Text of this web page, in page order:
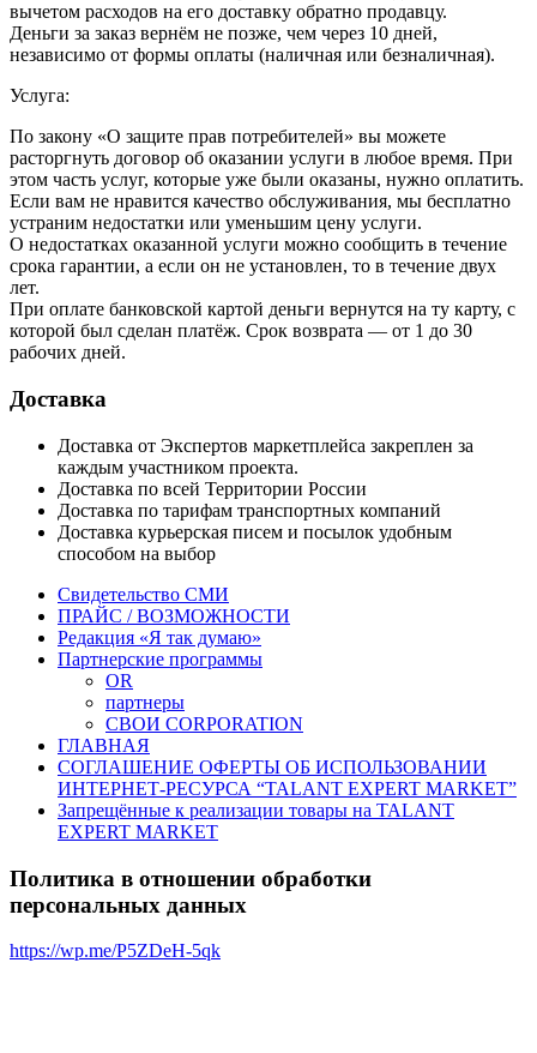
вычетом расходов на его доставку обратно продавцу.
Деньги за заказ вернём не позже, чем через 10 дней,
независимо от формы оплаты (наличная или безналичная).
Услуга:
По закону «О защите прав потребителей» вы можете
расторгнуть договор об оказании услуги в любое время. При
этом часть услуг, которые уже были оказаны, нужно оплатить.
Если вам не нравится качество обслуживания, мы бесплатно
устраним недостатки или уменьшим цену услуги.
О недостатках оказанной услуги можно сообщить в течение
срока гарантии, а если он не установлен, то в течение двух
лет.
При оплате банковской картой деньги вернутся на ту карту, с
которой был сделан платёж. Срок возврата — от 1 до 30
рабочих дней.
Доставка
Доставка от Экспертов маркетплейса закреплен за
каждым участником проекта.
Доставка по всей Территории России
Доставка по тарифам транспортных компаний
Доставка курьерская писем и посылок удобным
способом на выбор
Свидетельство СМИ
ПРАЙС / ВОЗМОЖНОСТИ
Редакция «Я так думаю»
Партнерские программы
OR
партнеры
СВОИ CORPORATION
ГЛАВНАЯ
СОГЛАШЕНИЕ ОФЕРТЫ ОБ ИСПОЛЬЗОВАНИИ
ИНТЕРНЕТ-РЕСУРСА “TALANT EXPERT MARKET”
Запрещённые к реализации товары на TALANT
EXPERT MARKET
Политика в отношении обработки
персональных данных
https://wp.me/P5ZDeH-5qk